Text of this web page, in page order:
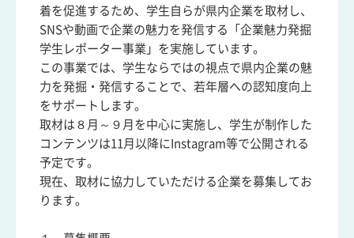
着を促進するため、学生自らが県内企業を取材し、
SNSや動画で企業の魅力を発信する「企業魅力発掘
学生レポーター事業」を実施しています。
この事業では、学生ならではの視点で県内企業の魅
力を発掘・発信することで、若年層への認知度向上
をサポートします。
取材は８月～９月を中心に実施し、学生が制作した
コンテンツは11月以降にInstagram等で公開される
予定です。
現在、取材に協力していただける企業を募集してお
ります。